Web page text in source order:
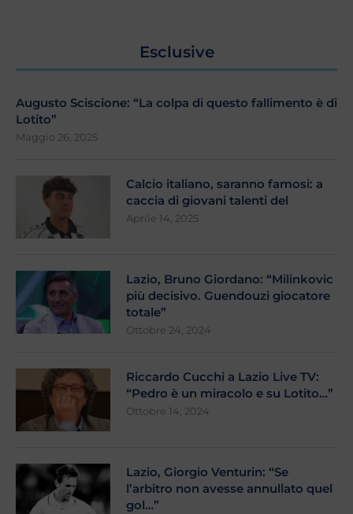
Esclusive
Augusto Sciscione: “La colpa di questo fallimento è di
Lotito”
Maggio 26, 2025
Calcio italiano, saranno famosi: a
caccia di giovani talenti del
Aprile 14, 2025
Lazio, Bruno Giordano: “Milinkovic
più decisivo. Guendouzi giocatore
totale”
Ottobre 24, 2024
Riccardo Cucchi a Lazio Live TV:
“Pedro è un miracolo e su Lotito…”
Ottobre 14, 2024
Lazio, Giorgio Venturin: “Se
l’arbitro non avesse annullato quel
gol…”